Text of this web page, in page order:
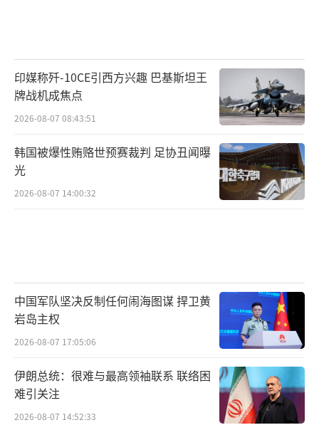
印媒称歼-10CE引西方兴趣 巴基斯坦王
牌战机成焦点
2026-08-07 08:43:51
韩国被爆性贿赂世预赛裁判 足协丑闻曝
光
2026-08-07 14:00:32
中国军队坚决反制任何闹海图谋 捍卫黄
岩岛主权
2026-08-07 17:05:06
伊朗总统：很难与最高领袖联系 联络困
难引关注
2026-08-07 14:52:33